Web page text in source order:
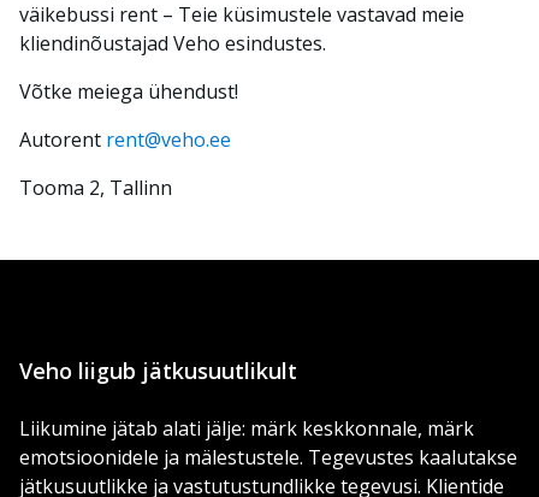
väikebussi rent – Teie küsimustele vastavad meie
kliendinõustajad Veho esindustes.
Võtke meiega ühendust!
Autorent rent@veho.ee
Tooma 2, Tallinn
Veho liigub jätkusuutlikult
Liikumine jätab alati jälje: märk keskkonnale, märk
emotsioonidele ja mälestustele. Tegevustes kaalutakse
jätkusuutlikke ja vastutustundlikke tegevusi. Klientide